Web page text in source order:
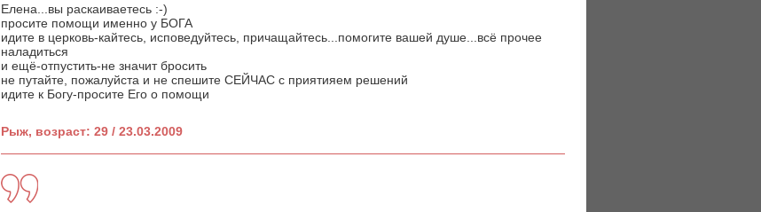
Елена...вы раскаиваетесь :-)
просите помощи именно у БОГА
идите в церковь-кайтесь, исповедуйтесь, причащайтесь...помогите вашей душе...всё прочее
наладиться
и ещё-отпустить-не значит бросить
не путайте, пожалуйста и не спешите СЕЙЧАС с приятияем решений
идите к Богу-просите Его о помощи
Рыж, возраст: 29 / 23.03.2009